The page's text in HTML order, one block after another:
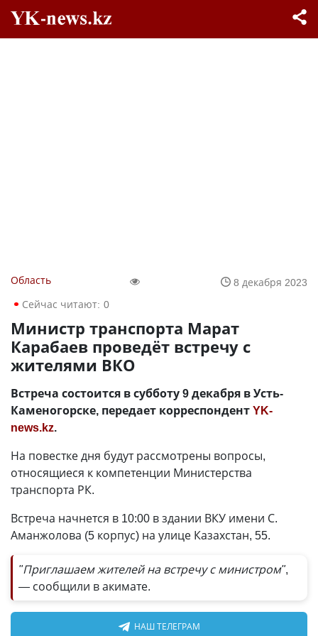
Область
8 декабря 2023
Сейчас читают: 0
Министр транспорта Марат
Карабаев проведёт встречу с
жителями ВКО
Встреча состоится в субботу 9 декабря в Усть-
Каменогорске, передает корреспондентYK-
news.kz.
На повестке дня будут рассмотрены вопросы,
относящиеся к компетенции Министерства
транспорта РК.
Встреча начнется в 10:00 в здании ВКУ имени С.
Аманжолова (5 корпус) на улице Казахстан, 55.
"Приглашаем жителей на встречу с министром",
— сообщили в акимате.
НАШ ТЕЛЕГРАМ